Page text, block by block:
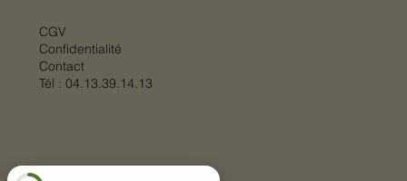
CGV
Confidentialité
Contact
Tél : 04.13.39.14.13